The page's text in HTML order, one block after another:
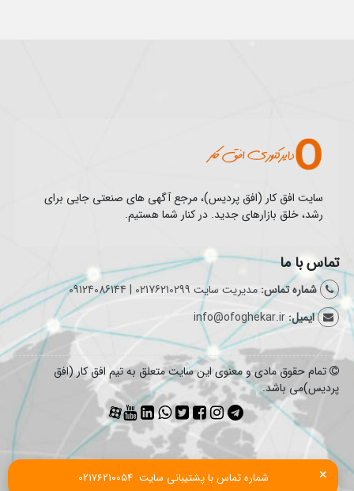
سایت افق کار (افق پردیس)، مرجع آگهی های صنعتی جایی برای
رشد، خلق بازارهای جدید. در کنار شما هستیم.
تماس با ما
شماره تماس:مدیریت سایت 02176210299 | 09124086144
ایمیل:info@ofoghekar.ir
تمام حقوق مادی و معنوی این سایت متعلق به تیم افق کار (افق
پردیس)می باشد.
شماره تماس با پشتیبانی سایت  02176210054 ×